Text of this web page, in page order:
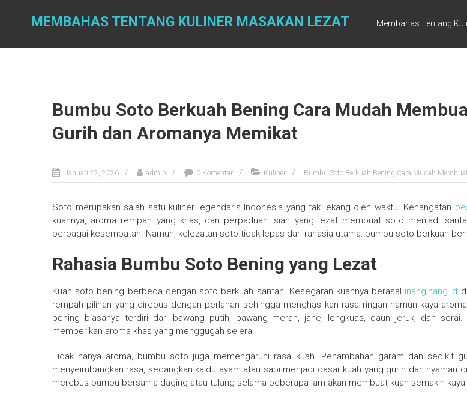
MEMBAHAS TENTANG KULINER MASAKAN LEZAT Membahas Tentang
Bumbu Soto Berkuah Bening Cara Mudah
Gurih dan Aromanya Memikat
Januari 22, 2026 admin 0 Komentar Kuliner Bumbu Soto Berkuah Bening Cara Mudah
Soto merupakan salah satu kuliner legendaris Indonesia yang tak lekang oleh waktu. Kehangatan
kuahnya, aroma rempah yang khas, dan perpaduan isian yang lezat membuat soto menjadi
berbagai kesempatan. Namun, kelezatan soto tidak lepas dari rahasia utama: bumbu soto berkuah
Rahasia Bumbu Soto Bening yang Lezat
Kuah soto bening berbeda dengan soto berkuah santan. Kesegaran kuahnya berasal inanginang.id
rempah pilihan yang direbus dengan perlahan sehingga menghasilkan rasa ringan namun kaya
bening biasanya terdiri dari bawang putih, bawang merah, jahe, lengkuas, daun jeruk, dan serai.
memberikan aroma khas yang menggugah selera.
Tidak hanya aroma, bumbu soto juga memengaruhi rasa kuah. Penambahan garam dan sedikit
menyeimbangkan rasa, sedangkan kaldu ayam atau sapi menjadi dasar kuah yang gurih dan nyaman
merebus bumbu bersama daging atau tulang selama beberapa jam akan membuat kuah semakin